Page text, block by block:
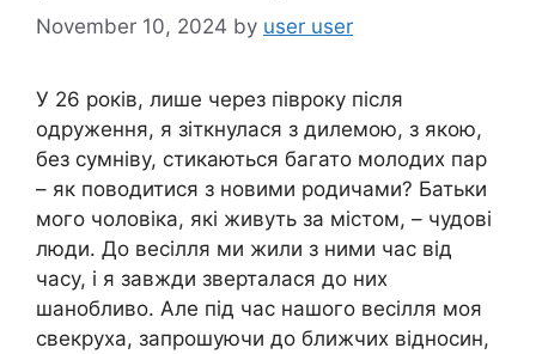
November 10, 2024 by user user
У 26 років, лише через півроку після
одруження, я зіткнулася з дилемою, з якою,
без сумніву, стикаються багато молодих пар
– як поводитися з новими родичами? Батьки
мого чоловіка, які живуть за містом, – чудові
люди. До весілля ми жили з ними час від
часу, і я завжди зверталася до них
шанобливо. Але під час нашого весілля моя
свекруха, запрошуючи до ближчих відносин,